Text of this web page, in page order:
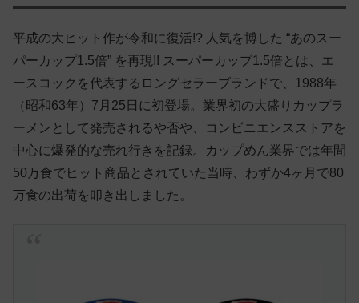
平成の大ヒット作が令和に復活!? 人気を博した “あのスー
パーカップ1.5倍” を再現!! スーパーカップ1.5倍とは、エ
ースコックを代表するロングセラーブランドで、1988年
（昭和63年）7月25日に初登場。業界初の大盛りカップラ
ーメンとして発売されるや否や、コンビニエンスストアを
中心に爆発的な売れ行きを記録。カップめん業界では年間
50万食でヒット商品とされていた当時、わずか4ヶ月で80
万食の出荷を叩き出しました。